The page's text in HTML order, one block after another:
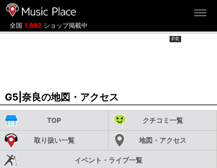
全国 1,892 ショップ掲載中
G5|奈良の地図・アクセス
TOP クチコミ一覧
取り扱い一覧 地図・アクセス
イベント・ライブ一覧